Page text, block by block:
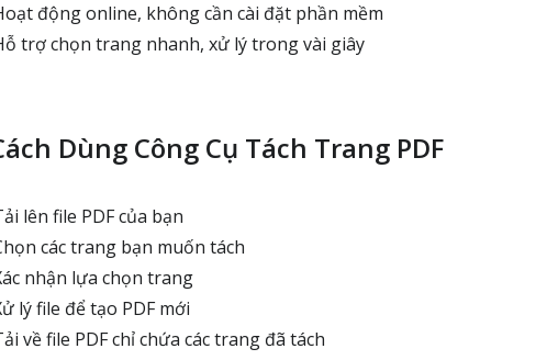
động online, không cần cài đặt phần mềm
trợ chọn trang nhanh, xử lý trong vài giây
Dùng Công Cụ Tách Trang PDF
lên file PDF của bạn
các trang bạn muốn tách
nhận lựa chọn trang
lý file để tạo PDF mới
về file PDF chỉ chứa các trang đã tách